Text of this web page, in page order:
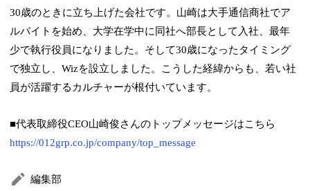
30歳のときに立ち上げた会社です。山崎は大手通信商社でア
ルバイトを始め、大学在学中に同社へ部長として入社、最年
少で執行役員になりました。そして30歳になったタイミング
で独立し、Wizを設立しました。こうした経緯からも、若い社
員が活躍するカルチャーが根付いています。
■代表取締役CEO山崎俊さんのトップメッセージはこちら
https://012grp.co.jp/company/top_message
編集部